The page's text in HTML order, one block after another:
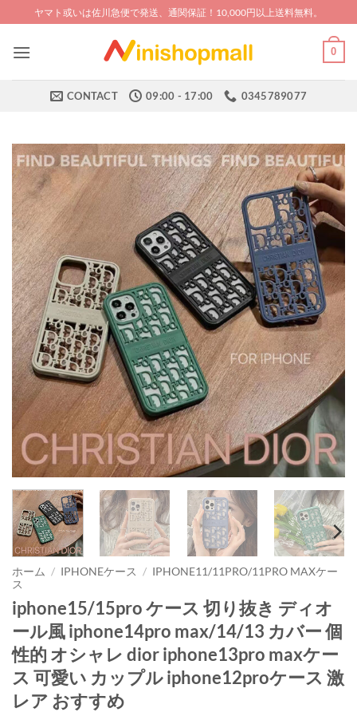
to
content
ヤマト或いは佐川急便で発送、通関保証！10,000円以上送料無料。
0
CONTACT 09:00 - 17:00 0345789077
ホーム / IPHONEケース / IPHONE11/11PRO/11PRO MAXケー
ス
iphone15/15pro ケース 切り抜き ディオ
ール風 iphone14pro max/14/13 カバー 個
性的 オシャレ dior iphone13pro maxケー
ス 可愛い カップル iphone12proケース 激
レア おすすめ